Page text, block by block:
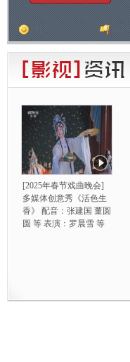
[2025年春节戏曲晚会]
多媒体创意秀《活色生
香》 配音：张建国 董圆
圆 等 表演：罗晨雪 等